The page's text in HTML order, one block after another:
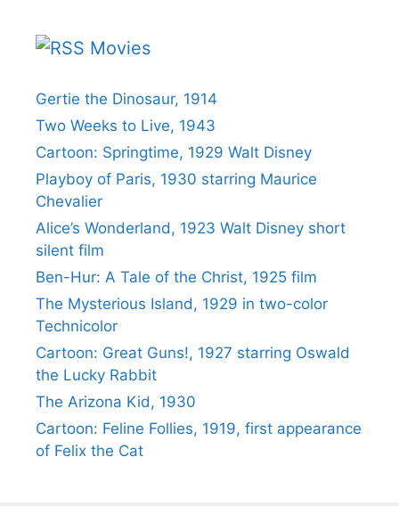
Movies
Gertie the Dinosaur, 1914
Two Weeks to Live, 1943
Cartoon: Springtime, 1929 Walt Disney
Playboy of Paris, 1930 starring Maurice
Chevalier
Alice’s Wonderland, 1923 Walt Disney short
silent film
Ben-Hur: A Tale of the Christ, 1925 film
The Mysterious Island, 1929 in two-color
Technicolor
Cartoon: Great Guns!, 1927 starring Oswald
the Lucky Rabbit
The Arizona Kid, 1930
Cartoon: Feline Follies, 1919, first appearance
of Felix the Cat